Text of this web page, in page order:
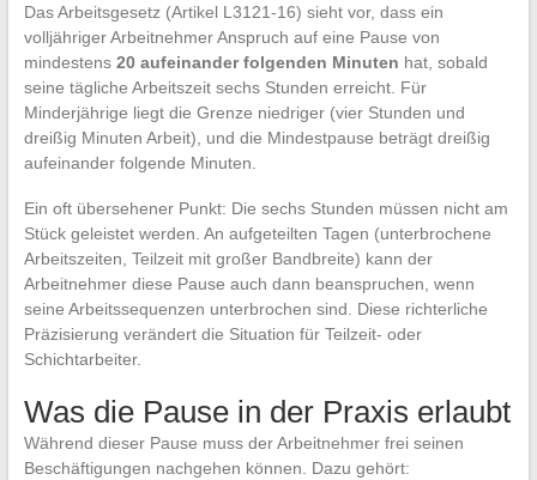
Das Arbeitsgesetz (Artikel L3121-16) sieht vor, dass ein
volljähriger Arbeitnehmer Anspruch auf eine Pause von
mindestens 20 aufeinander folgenden Minuten hat, sobald
seine tägliche Arbeitszeit sechs Stunden erreicht. Für
Minderjährige liegt die Grenze niedriger (vier Stunden und
dreißig Minuten Arbeit), und die Mindestpause beträgt dreißig
aufeinander folgende Minuten.
Ein oft übersehener Punkt: Die sechs Stunden müssen nicht am
Stück geleistet werden. An aufgeteilten Tagen (unterbrochene
Arbeitszeiten, Teilzeit mit großer Bandbreite) kann der
Arbeitnehmer diese Pause auch dann beanspruchen, wenn
seine Arbeitssequenzen unterbrochen sind. Diese richterliche
Präzisierung verändert die Situation für Teilzeit- oder
Schichtarbeiter.
Was die Pause in der Praxis erlaubt
Während dieser Pause muss der Arbeitnehmer frei seinen
Beschäftigungen nachgehen können. Dazu gehört: